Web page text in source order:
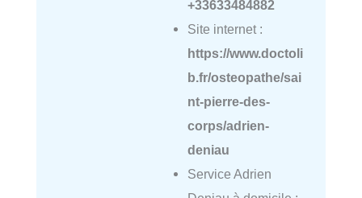
+33633484882
Site internet :
https://www.doctoli
b.fr/osteopathe/sai
nt-pierre-des-
corps/adrien-
deniau
Service Adrien